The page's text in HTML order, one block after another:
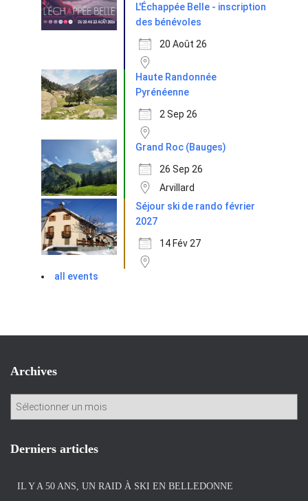
L'Échappée Belle - inscription
des bénévoles
20 Août 26
Haute Randonnée
Pyrénéenne
2 Sep 26
Grand Roc (Bauges)
26 Sep 26
Arvillard
Séjour ski de rando février
2027
14 Fév 27
all events
Archives
h
Derniers articles
IL Y A 50 ANS, UN RAID À SKI EN BELLEDONNE